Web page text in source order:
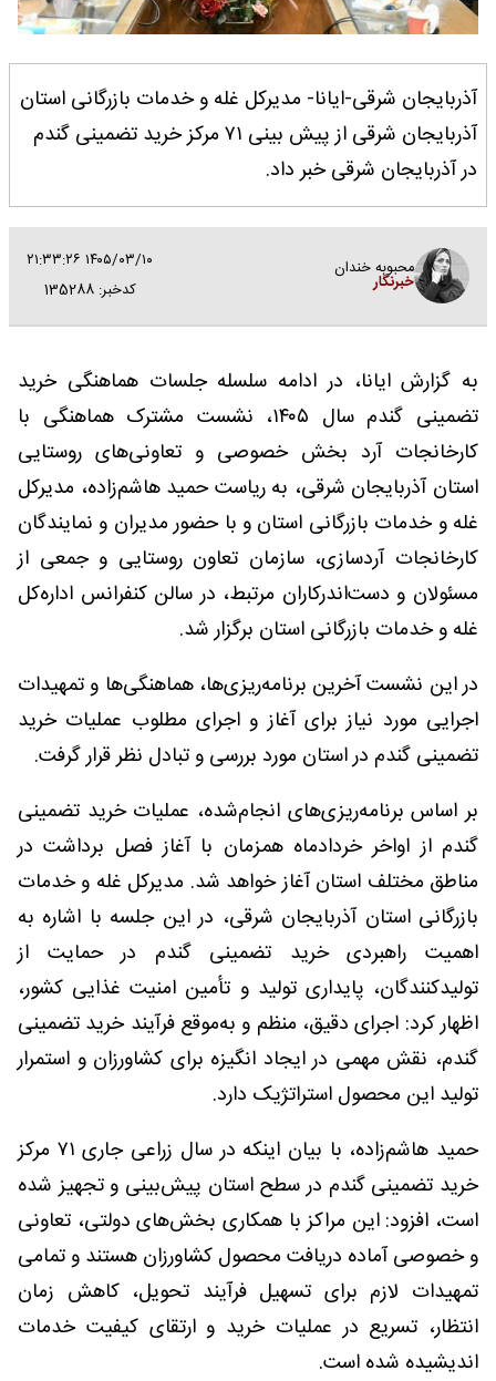
آذربایجان شرقی-ایانا- مدیرکل غله و خدمات بازرگانی استان
آذربایجان شرقی از پیش بینی ۷۱ مرکز خرید تضمینی گندم
در آذربایجان شرقی خبر داد.
محبوبه خندان
خبرنگار
۱۴۰۵/۰۳/۱۰ ۲۱:۳۳:۲۶
کدخبر: 135288
به گزارش ایانا، در ادامه سلسله جلسات هماهنگی خرید
تضمینی گندم سال ۱۴۰۵، نشست مشترک هماهنگی با
کارخانجات آرد بخش خصوصی و تعاونی‌های روستایی
استان آذربایجان شرقی، به ریاست حمید هاشم‌زاده، مدیرکل
غله و خدمات بازرگانی استان و با حضور مدیران و نمایندگان
کارخانجات آردسازی، سازمان تعاون روستایی و جمعی از
مسئولان و دست‌اندرکاران مرتبط، در سالن کنفرانس اداره‌کل
غله و خدمات بازرگانی استان برگزار شد.
در این نشست آخرین برنامه‌ریزی‌ها، هماهنگی‌ها و تمهیدات
اجرایی مورد نیاز برای آغاز و اجرای مطلوب عملیات خرید
تضمینی گندم در استان مورد بررسی و تبادل نظر قرار گرفت.
بر اساس برنامه‌ریزی‌های انجام‌شده، عملیات خرید تضمینی
گندم از اواخر خردادماه همزمان با آغاز فصل برداشت در
مناطق مختلف استان آغاز خواهد شد. مدیرکل غله و خدمات
بازرگانی استان آذربایجان شرقی، در این جلسه با اشاره به
اهمیت راهبردی خرید تضمینی گندم در حمایت از
تولیدکنندگان، پایداری تولید و تأمین امنیت غذایی کشور،
اظهار کرد: اجرای دقیق، منظم و به‌موقع فرآیند خرید تضمینی
گندم، نقش مهمی در ایجاد انگیزه برای کشاورزان و استمرار
تولید این محصول استراتژیک دارد.
حمید هاشم‌زاده، با بیان اینکه در سال زراعی جاری ۷۱ مرکز
خرید تضمینی گندم در سطح استان پیش‌بینی و تجهیز شده
است، افزود: این مراکز با همکاری بخش‌های دولتی، تعاونی
و خصوصی آماده دریافت محصول کشاورزان هستند و تمامی
تمهیدات لازم برای تسهیل فرآیند تحویل، کاهش زمان
انتظار، تسریع در عملیات خرید و ارتقای کیفیت خدمات
اندیشیده شده است.